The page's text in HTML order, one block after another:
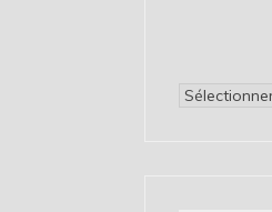
Archives